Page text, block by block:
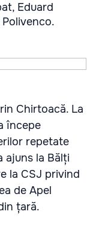
Eduard
Chirtoacă. La
începe
repetate
ajuns la Bălți
la CSJ privind
de Apel
țară.